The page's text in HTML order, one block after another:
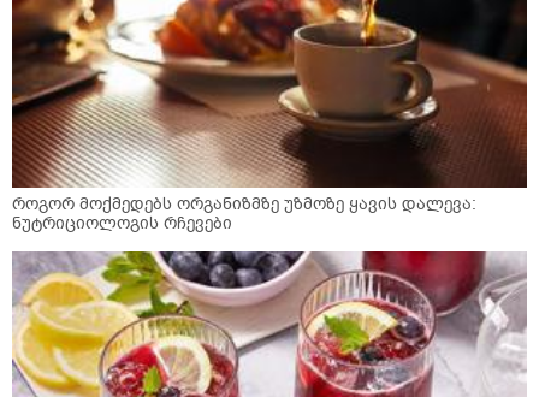
როგორ მოქმედებს ორგანიზმზე უზმოზე ყავის დალევა:
ნუტრიციოლოგის რჩევები